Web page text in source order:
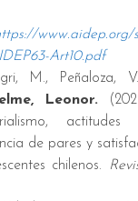
Art10.pdf
M., Peñaloza,
Leonor.
de pares y
chilenos.